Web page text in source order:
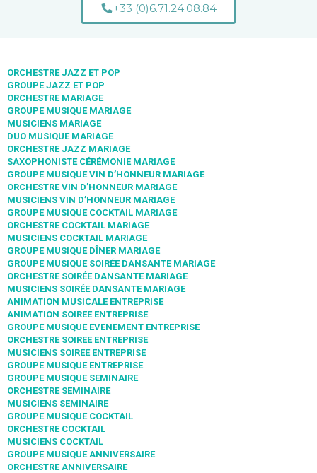
+33 (0)6.71.24.08.84
ORCHESTRE JAZZ ET POP
GROUPE JAZZ ET POP
ORCHESTRE MARIAGE
GROUPE MUSIQUE MARIAGE
MUSICIENS MARIAGE
DUO MUSIQUE MARIAGE
ORCHESTRE JAZZ MARIAGE
SAXOPHONISTE CÉRÉMONIE MARIAGE
GROUPE MUSIQUE VIN D’HONNEUR MARIAGE
ORCHESTRE VIN D’HONNEUR MARIAGE
MUSICIENS VIN D’HONNEUR MARIAGE
GROUPE MUSIQUE COCKTAIL MARIAGE
ORCHESTRE COCKTAIL MARIAGE
MUSICIENS COCKTAIL MARIAGE
GROUPE MUSIQUE DÎNER MARIAGE
GROUPE MUSIQUE SOIRÉE DANSANTE MARIAGE
ORCHESTRE SOIRÉE DANSANTE MARIAGE
MUSICIENS SOIRÉE DANSANTE MARIAGE
ANIMATION MUSICALE ENTREPRISE
ANIMATION SOIREE ENTREPRISE
GROUPE MUSIQUE EVENEMENT ENTREPRISE
ORCHESTRE SOIREE ENTREPRISE
MUSICIENS SOIREE ENTREPRISE
GROUPE MUSIQUE ENTREPRISE
GROUPE MUSIQUE SEMINAIRE
ORCHESTRE SEMINAIRE
MUSICIENS SEMINAIRE
GROUPE MUSIQUE COCKTAIL
ORCHESTRE COCKTAIL
MUSICIENS COCKTAIL
GROUPE MUSIQUE ANNIVERSAIRE
ORCHESTRE ANNIVERSAIRE